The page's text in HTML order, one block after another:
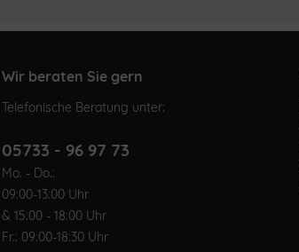
Wir beraten Sie gern
Telefonische Beratung unter:
05733 - 96 97 73
Mo. - Do.:
09:00-13:00 Uhr
& 15:00 - 18:00 Uhr
Fr.: 09:00-18:30 Uhr